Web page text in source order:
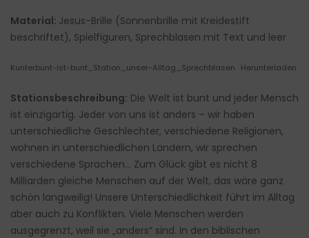
Material: Jesus-Brille (Sonnenbrille mit Kreidestift
beschriftet), Spielfiguren, Sprechblasen mit Text und leer
Kunterbunt-ist-bunt_Station_unser-Alltag_Sprechblasen Herunterladen
Stationsbeschreibung: Die Welt ist bunt und jeder Mensch
ist einzigartig. Jeder von uns ist anders – wir haben
unterschiedliche Geschlechter, verschiedene Religionen,
wohnen in unterschiedlichen Ländern, wir sprechen
verschiedene Sprachen… Zum Glück gibt es nicht 8
Milliarden gleiche Menschen auf der Welt, das wäre ganz
schön langweilig! Unsere Unterschiedlichkeit führt im Alltag
aber auch zu Konflikten. Viele Menschen werden
ausgegrenzt, weil sie „anders“ sind. In den biblischen